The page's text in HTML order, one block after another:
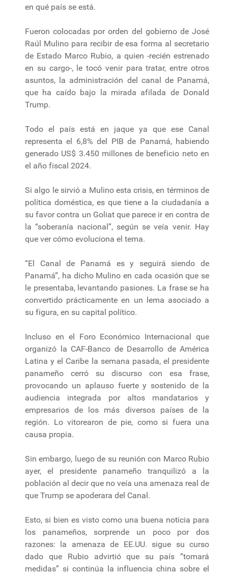
en qué país se está.
Fueron colocadas por orden del gobierno de José
Raúl Mulino para recibir de esa forma al secretario
de Estado Marco Rubio, a quien -recién estrenado
en su cargo-, le tocó venir para tratar, entre otros
asuntos, la administración del canal de Panamá,
que ha caído bajo la mirada afilada de Donald
Trump.
Todo el país está en jaque ya que ese Canal
representa el 6,8% del PIB de Panamá, habiendo
generado US$ 3.450 millones de beneficio neto en
el año fiscal 2024.
Si algo le sirvió a Mulino esta crisis, en términos de
política doméstica, es que tiene a la ciudadanía a
su favor contra un Goliat que parece ir en contra de
la “soberanía nacional”, según se veía venir. Hay
que ver cómo evoluciona el tema.
“El Canal de Panamá es y seguirá siendo de
Panamá”, ha dicho Mulino en cada ocasión que se
le presentaba, levantando pasiones. La frase se ha
convertido prácticamente en un lema asociado a
su figura, en su capital político.
Incluso en el Foro Económico Internacional que
organizó la CAF-Banco de Desarrollo de América
Latina y el Caribe la semana pasada, el presidente
panameño cerró su discurso con esa frase,
provocando un aplauso fuerte y sostenido de la
audiencia integrada por altos mandatarios y
empresarios de los más diversos países de la
región. Lo vitorearon de pie, como si fuera una
causa propia.
Sin embargo, luego de su reunión con Marco Rubio
ayer, el presidente panameño tranquilizó a la
población al decir que no veía una amenaza real de
que Trump se apoderara del Canal.
Esto, si bien es visto como una buena noticia para
los panameños, sorprende un poco por dos
razones: la amenaza de EE.UU. sigue su curso
dado que Rubio advirtió que su país “tomará
medidas” si continúa la influencia china sobre el